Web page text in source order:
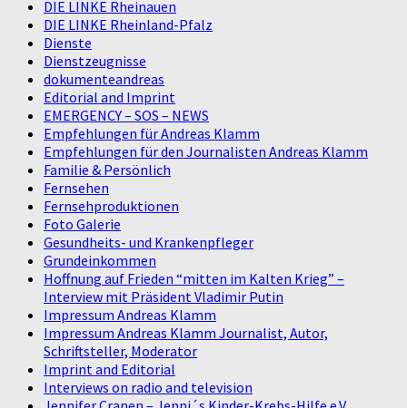
DIE LINKE Rheinauen
DIE LINKE Rheinland-Pfalz
Dienste
Dienstzeugnisse
dokumenteandreas
Editorial and Imprint
EMERGENCY – SOS – NEWS
Empfehlungen für Andreas Klamm
Empfehlungen für den Journalisten Andreas Klamm
Familie & Persönlich
Fernsehen
Fernsehproduktionen
Foto Galerie
Gesundheits- und Krankenpfleger
Grundeinkommen
Hoffnung auf Frieden “mitten im Kalten Krieg” –
Interview mit Präsident Vladimir Putin
Impressum Andreas Klamm
Impressum Andreas Klamm Journalist, Autor,
Schriftsteller, Moderator
Imprint and Editorial
Interviews on radio and television